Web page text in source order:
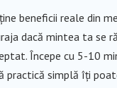
beneficii reale din
dacă mintea ta se
Începe cu 5-10
practică simplă îți